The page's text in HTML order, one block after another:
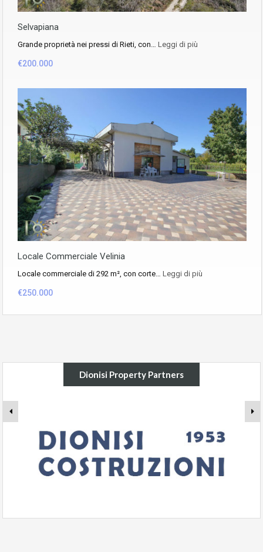
Selvapiana
Grande proprietà nei pressi di Rieti, con… Leggi di più
€200.000
Locale Commerciale Velinia
Locale commerciale di 292 m², con corte… Leggi di più
€250.000
Dionisi Property Partners